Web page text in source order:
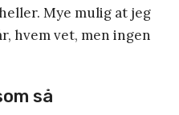
Mye mulig at jeg
hvem vet, men ingen
så